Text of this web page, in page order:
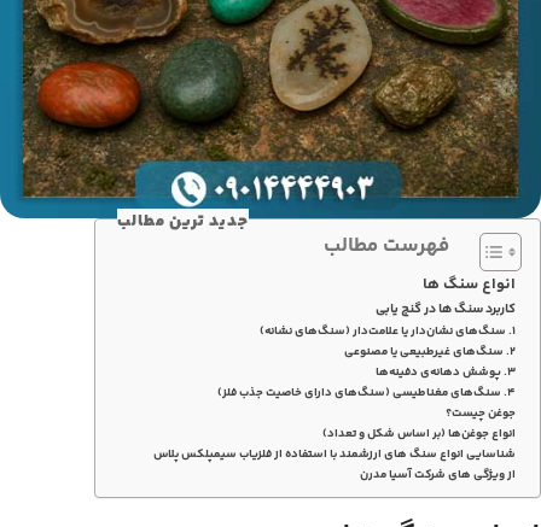
جدید ترین مطالب
فهرست مطالب
انواع سنگ ها
کاربرد سنگ ها در گنج یابی
۱. سنگ‌های نشان‌دار یا علامت‌دار (سنگ‌های نشانه)
۲. سنگ‌های غیرطبیعی یا مصنوعی
۳. پوشش دهانه‌ی دفینه‌ها
۴. سنگ‌های مغناطیسی (سنگ‌های دارای خاصیت جذب فلز)
جوغن چیست؟
انواع جوغن‌ها (بر اساس شکل و تعداد)
شناسایی انواع سنگ های ارزشمند با استفاده از فلزیاب سیمپلکس پلاس
از ویژگی های شرکت آسیا مدرن